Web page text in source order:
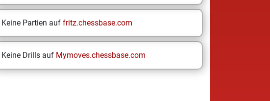
Keine Partien auf fritz.chessbase.com
Keine Drills auf Mymoves.chessbase.com